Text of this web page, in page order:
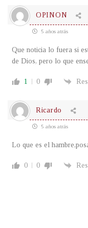
OPINON
5 años atrás
Que noticia lo fuera si
de Dios, pero lo que
1 0
Ricardo
5 años atrás
Lo que es el
0 0